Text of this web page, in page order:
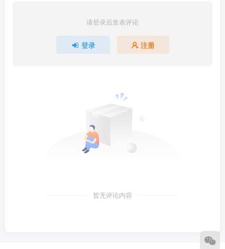
请登录后发表评论
登录 注册
暂无评论内容